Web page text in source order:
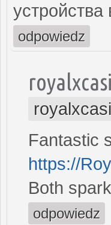
odpowiedz
Fantastic
https://
Both
odpowiedz